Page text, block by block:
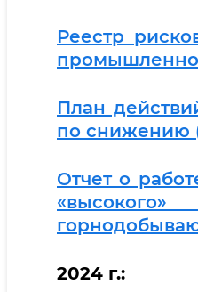
Реестр
План
по снижению
Отчет о
2024 г.: